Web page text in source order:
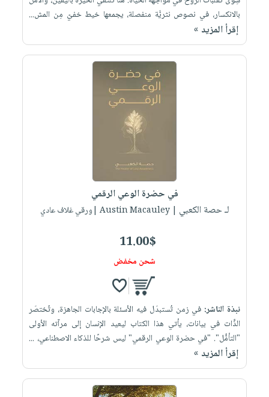
بالانكسار، في نصوص نثريَّة منفصلة، يجمعها خيط خفيّ مِن المش...
إقرأ المزيد »
في حضرة الوعي الرقمي
لـ حصة الكعبي | Austin Macauley |ورقي غلاف عادي
11.00$
شحن مخفض
نبذة الناشر: في زمن تُستبدَل فيه الأسئلة بالإجابات الجاهزة، وتُختصَر
الذَّات في بيانات، يأتي هذا الكتاب ليعيد الإنسان إلى مرآته الأولى
"التأمُّل". "في حضرة الوعي الرقمي" ليس شرحًا للذكاء الاصطناعي، ...
إقرأ المزيد »